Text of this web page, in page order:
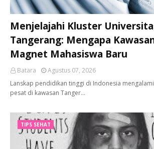
Menjelajahi Kluster
Tangerang: Mengapa
Magnet Mahasiswa Baru
Batara
Agustus 07, 2026
Lanskap pendidikan tinggi di Indonesia
pesat di kawasan Tanger…
TIPS SEHAT